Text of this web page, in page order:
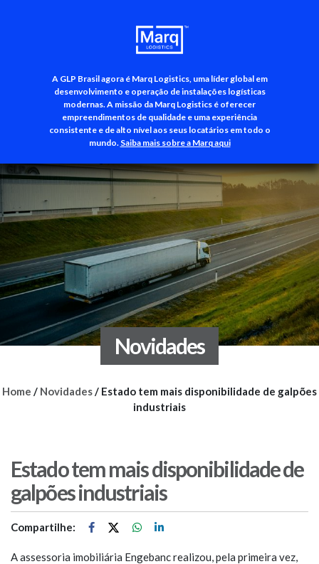
A GLP Brasil agora é Marq Logistics, uma líder global em
desenvolvimento e operação de instalações logísticas
modernas. A missão da Marq Logistics é oferecer
empreendimentos de qualidade e uma experiência
consistente e de alto nível aos seus locatários em todo o
mundo. Saiba mais sobre a Marq aqui
+55 (11) 3500-3700
Novidades
Home / Novidades/ Estado tem mais disponibilidade de galpões
industriais
Estado tem mais disponibilidade de
galpões industriais
Compartilhe:
A assessoria imobiliária Engebanc realizou, pela primeira vez,